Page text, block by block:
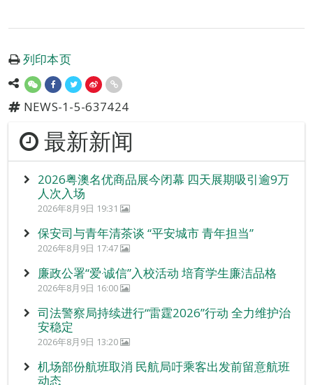
列印本页
NEWS-1-5-637424
最新新闻
2026粤澳名优商品展今闭幕 四天展期吸引逾9万
人次入场
2026年8月9日 19:31
保安司与青年清茶谈 “平安城市 青年担当”
2026年8月9日 17:47
廉政公署“爱‧诚信”入校活动 培育学生廉洁品格
2026年8月9日 16:00
司法警察局持续进行“雷霆2026”行动 全力维护治
安稳定
2026年8月9日 13:20
机场部份航班取消 民航局吁乘客出发前留意航班
动态